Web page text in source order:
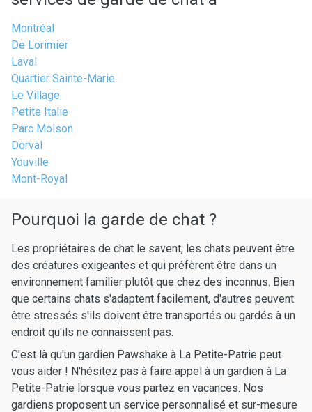
Montréal
De Lorimier
Laval
Quartier Sainte-Marie
Le Village
Petite Italie
Parc Molson
Dorval
Youville
Mont-Royal
Pourquoi la garde de chat ?
Les propriétaires de chat le savent, les chats peuvent être
des créatures exigeantes et qui préfèrent être dans un
environnement familier plutôt que chez des inconnus. Bien
que certains chats s'adaptent facilement, d'autres peuvent
être stressés s'ils doivent être transportés ou gardés à un
endroit qu'ils ne connaissent pas.
C'est là qu'un gardien Pawshake à La Petite-Patrie peut
vous aider ! N'hésitez pas à faire appel à un gardien à La
Petite-Patrie lorsque vous partez en vacances. Nos
gardiens proposent un service personnalisé et sur-mesure